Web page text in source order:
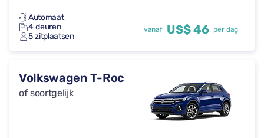
Automaat
4 deuren
5 zitplaatsen
vanaf US$ 46 per dag
Volkswagen T-Roc
of soortgelijk